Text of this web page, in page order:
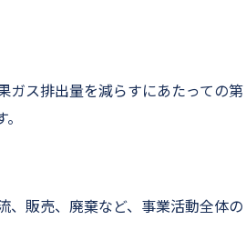
ガス排出量を減らすにあたっての第
販売、廃棄など、事業活動全体の